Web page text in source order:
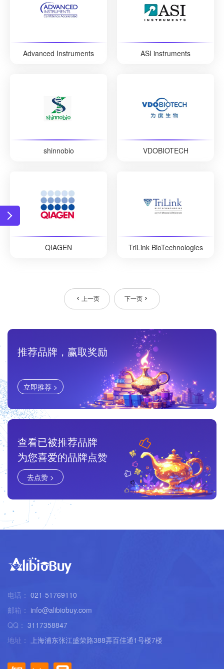
Advanced Instruments ASI instruments
shinnobio VDOBIOTECH
QIAGEN TriLink BioTechnologies
上一页 下一页
推荐品牌，赢取奖励
立即推荐 >
查看已被推荐品牌
为您喜爱的品牌点赞
去点赞 >
电话： 021-51769110
邮箱： info@alibiobuy.com
QQ： 3117358847
地址： 上海浦东张江盛荣路388弄百佳通1号楼7楼